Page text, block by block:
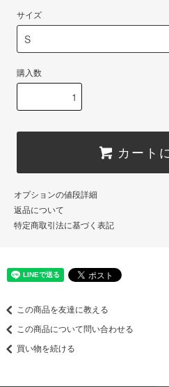
サイズ
購入数
カート
オプションの値段詳細
返品について
特定商取引法に基づく表記
この商品を友達に教える
この商品について問い合わせる
買い物を続ける